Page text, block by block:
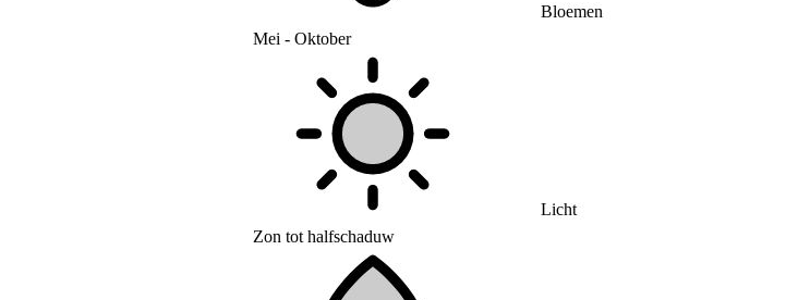
Bloemen
Mei - Oktober
Licht
Zon tot halfschaduw